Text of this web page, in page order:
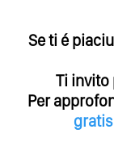
Se ti é
Ti invito
Per